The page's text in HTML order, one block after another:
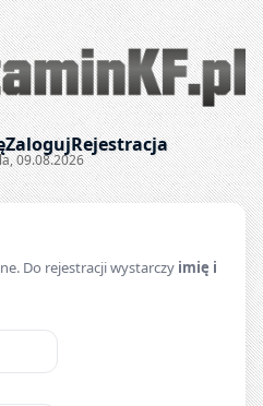
Egzaminy krótkofalarskie
ZalogujRejestracja
09.08.2026
Do rejestracji wystarczy imię i